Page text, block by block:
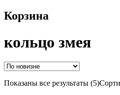
Корзина
кольцо змея
Показаны все результаты (5)